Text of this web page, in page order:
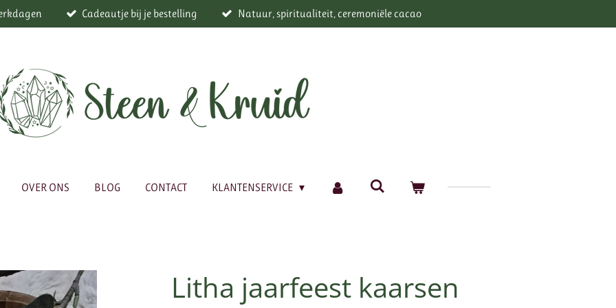
Cadeautje bij je bestelling Natuur, spiritualiteit, ceremoniële cacao
OVER ONS BLOG CONTACT KLANTENSERVICE
Litha jaarfeest kaarsen